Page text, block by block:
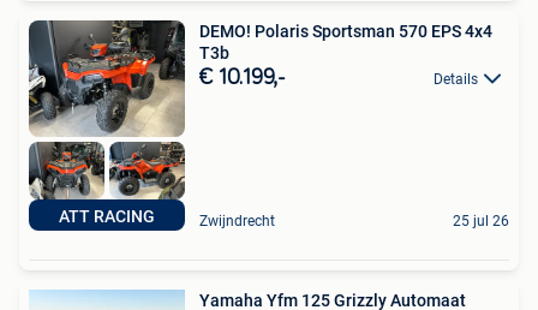
ATT RACING
DEMO! Polaris Sportsman 570 EPS 4x4
T3b
€ 10.199,- Details
Zwijndrecht 25 jul 26
Yamaha Yfm 125 Grizzly Automaat